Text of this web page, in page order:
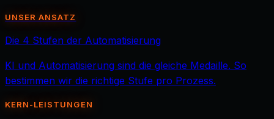
UNSER ANSATZ
Die 4 Stufen der Automatisierung
KI und Automatisierung sind die gleiche Medaille. So
bestimmen wir die richtige Stufe pro Prozess.
KERN-LEISTUNGEN